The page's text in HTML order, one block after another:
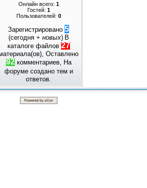
Онлайн всего: 1
Гостей: 1
Пользователей: 0
Зарегистрировано 5
(сегодня + новых) В
каталоге файлов 27
Оставлено
92комментариев, На
форуме создано тем и
ответов.